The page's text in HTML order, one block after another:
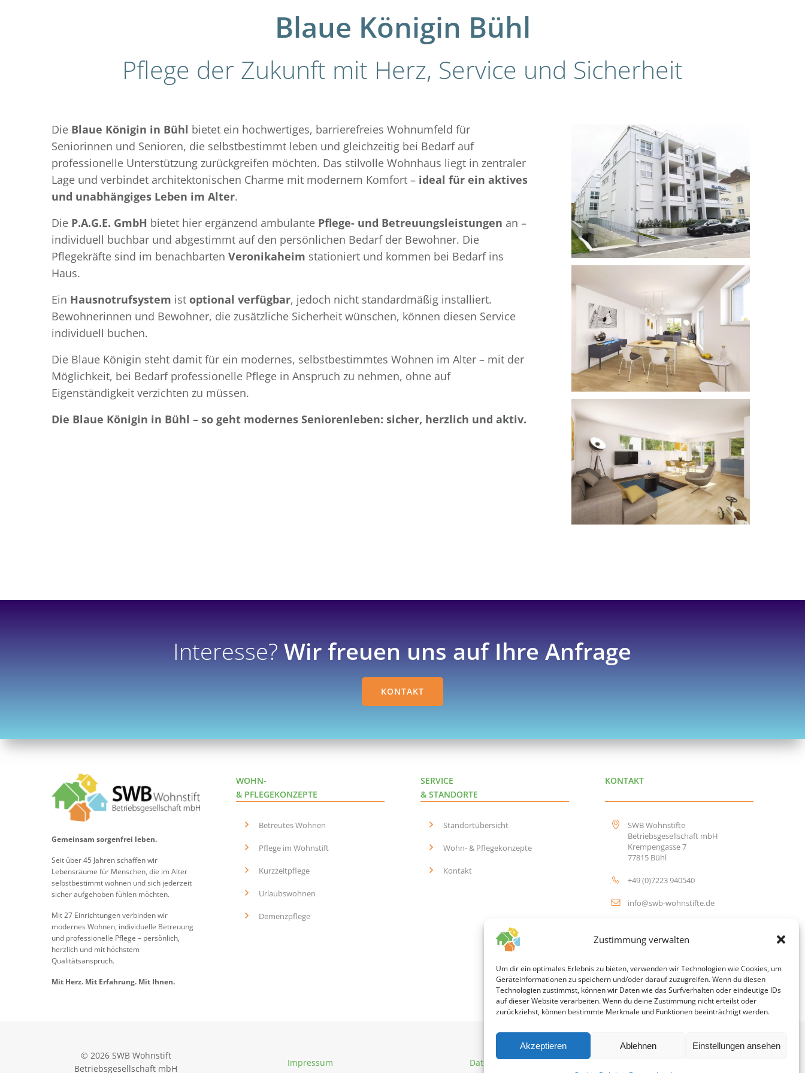
Zustimmung verwalten
Um dir ein optimales Erlebnis zu bieten, verwenden wir Technologien wie Cookies, um
Geräteinformationen zu speichern und/oder darauf zuzugreifen. Wenn du diesen
Technologien zustimmst, können wir Daten wie das Surfverhalten oder eindeutige IDs
auf dieser Website verarbeiten. Wenn du deine Zustimmung nicht erteilst oder
zurückziehst, können bestimmte Merkmale und Funktionen beeinträchtigt werden.
Akzeptieren Ablehnen Einstellungen ansehen
Blaue Königin Bühl
Pflege der Zukunft mit Herz, Service und Sicherheit
Die Blaue Königin in Bühl bietet ein hochwertiges, barrierefreies Wohnumfeld für
Seniorinnen und Senioren, die selbstbestimmt leben und gleichzeitig bei Bedarf auf
professionelle Unterstützung zurückgreifen möchten. Das stilvolle Wohnhaus liegt in zentraler
Lage und verbindet architektonischen Charme mit modernem Komfort – ideal für ein aktives
und unabhängiges Leben im Alter.
Die P.A.G.E. GmbH bietet hier ergänzend ambulante Pflege- und Betreuungsleistungen an –
individuell buchbar und abgestimmt auf den persönlichen Bedarf der Bewohner. Die
Pflegekräfte sind im benachbarten Veronikaheim stationiert und kommen bei Bedarf ins
Haus.
Ein Hausnotrufsystem ist optional verfügbar, jedoch nicht standardmäßig installiert.
Bewohnerinnen und Bewohner, die zusätzliche Sicherheit wünschen, können diesen Service
individuell buchen.
Die Blaue Königin steht damit für ein modernes, selbstbestimmtes Wohnen im Alter – mit der
Möglichkeit, bei Bedarf professionelle Pflege in Anspruch zu nehmen, ohne auf
Eigenständigkeit verzichten zu müssen.
Die Blaue Königin in Bühl – so geht modernes Seniorenleben: sicher, herzlich und aktiv.
Interesse?Wir freuen uns auf Ihre Anfrage
KONTAKT
Gemeinsam sorgenfrei leben.
Seit über 45 Jahren schaffen wir
Lebensräume für Menschen, die im Alter
selbstbestimmt wohnen und sich jederzeit
sicher aufgehoben fühlen möchten.
Mit 27 Einrichtungen verbinden wir
modernes Wohnen, individuelle Betreuung
und professionelle Pflege – persönlich,
herzlich und mit höchstem
Qualitätsanspruch.
Mit Herz. Mit Erfahrung. Mit Ihnen.
WOHN-
& PFLEGEKONZEPTE
Betreutes Wohnen
Pflege im Wohnstift
Kurzzeitpflege
Urlaubswohnen
Demenzpflege
SERVICE
& STANDORTE
Standortübersicht
Wohn- & Pflegekonzepte
Kontakt
KONTAKT
SWB Wohnstifte
Betriebsgesellschaft mbH
Krempengasse 7
77815 Bühl
+49 (0)7223 940540
info@swb-wohnstifte.de
© 2026 SWB Wohnstift
Betriebsgesellschaft mbH
Impressum Datenschutz